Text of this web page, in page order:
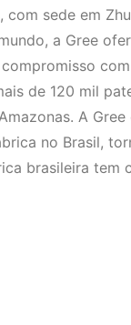
sede em
a Gree
de 120 mil
A Gree
no Brasil,
brasileira tem